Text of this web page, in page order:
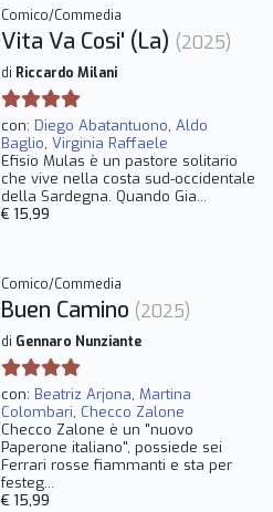
Comico/Commedia
Vita Va Cosi' (La) (2025)
di Riccardo Milani
con: Diego Abatantuono, Aldo
Baglio, Virginia Raffaele
Efisio Mulas è un pastore solitario
che vive nella costa sud-occidentale
della Sardegna. Quando Gia...
€ 15,99
Comico/Commedia
Buen Camino (2025)
di Gennaro Nunziante
con: Beatriz Arjona, Martina
Colombari, Checco Zalone
Checco Zalone è un "nuovo
Paperone italiano", possiede sei
Ferrari rosse fiammanti e sta per
festeg...
€ 15,99